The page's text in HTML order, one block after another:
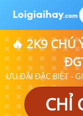
🔥 2K9 CHÚ
ƯU ĐÃI ĐẶC BIỆT -
CHỈ